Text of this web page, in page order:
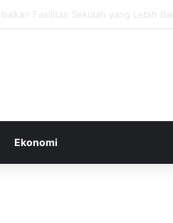
Proses Pemulihan Mental Anda
Ekonomi